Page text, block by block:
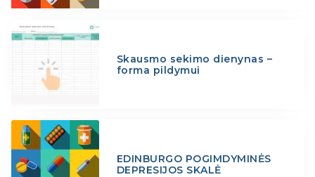
Skausmo sekimo dienynas –
forma pildymui
EDINBURGO POGIMDYMINĖS
DEPRESIJOS SKALĖ